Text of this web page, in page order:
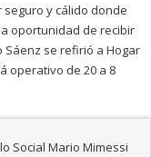
y cálido donde
oportunidad de recibir
se refirió a Hogar
operativo de 20 a 8
Social Mario Mimessi